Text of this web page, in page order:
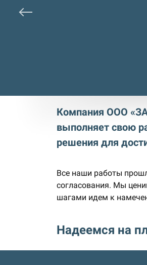
Компания ООО
выполняет свою
решения для
Все наши работы
согласования. Мы
шагами идем к
Надеемся на